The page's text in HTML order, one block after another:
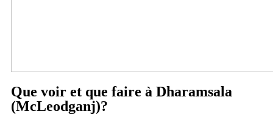
Que voir et que faire à Dharamsala
(McLeodganj)?